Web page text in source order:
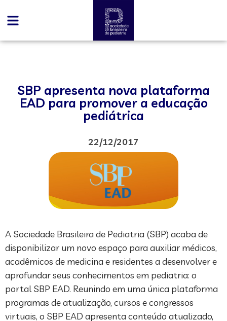
SBP apresenta nova plataforma
EAD para promover a educação
pediátrica
22/12/2017
A Sociedade Brasileira de Pediatria (SBP) acaba de
disponibilizar um novo espaço para auxiliar médicos,
acadêmicos de medicina e residentes a desenvolver e
aprofundar seus conhecimentos em pediatria: o
portal SBP EAD. Reunindo em uma única plataforma
programas de atualização, cursos e congressos
virtuais, o SBP EAD apresenta conteúdo atualizado,